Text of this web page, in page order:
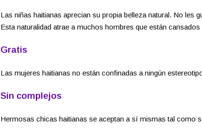
Las niñas haitianas aprecian su propia belleza natural. No les
Esta naturalidad atrae a muchos hombres que están
Gratis
Las mujeres haitianas no están confinadas a ningún
Sin complejos
Hermosas chicas haitianas se aceptan a sí mismas tal